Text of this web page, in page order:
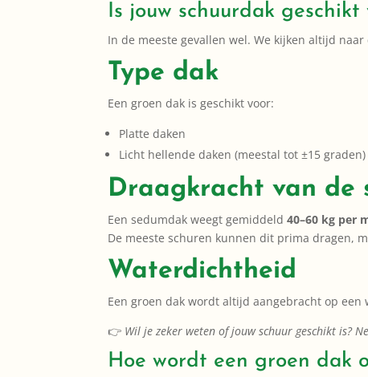
Is jouw schuurdak
In de meeste gevallen wel. We kijken altijd
Type dak
Een groen dak is geschikt voor:
Platte daken
Licht hellende daken (meestal tot ±15 graden)
Draagkracht van de
Een sedumdak weegt gemiddeld40–60 kg per
De meeste schuren kunnen dit prima dragen,
Waterdichtheid
Een groen dak wordt altijd aangebracht op
👉 Wil je zeker weten of jouw schuur geschikt is?
Hoe wordt een groen dak